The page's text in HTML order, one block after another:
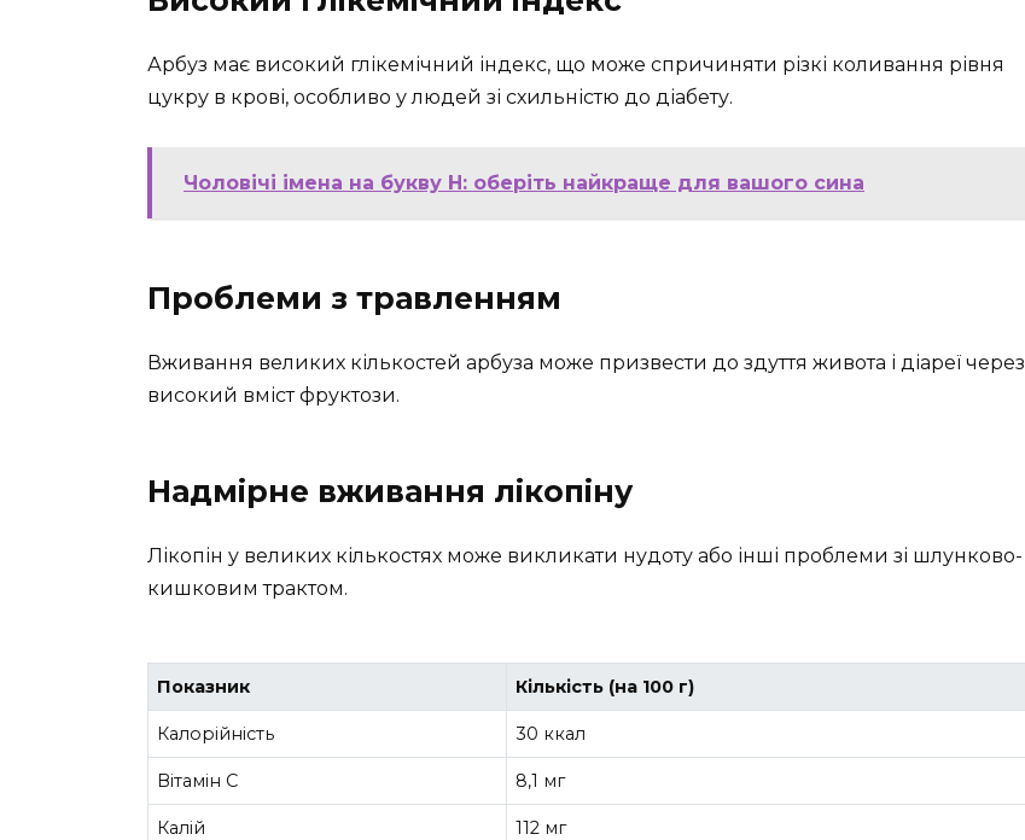
Арбуз має високий глікемічний індекс, що може спричиняти різкі коливання рівня
цукру в крові, особливо у людей зі схильністю до діабету.
Чоловічі імена на букву Н: оберіть найкраще для вашого сина
Проблеми з травленням
Вживання великих кількостей арбуза може призвести до здуття живота і діареї через
високий вміст фруктози.
Надмірне вживання лікопіну
Лікопін у великих кількостях може викликати нудоту або інші проблеми зі шлунково-
кишковим трактом.
Показник Кількість (на 100 г)
Калорійність 30 ккал
Вітамін C 8,1 мг
Калій 112 мг